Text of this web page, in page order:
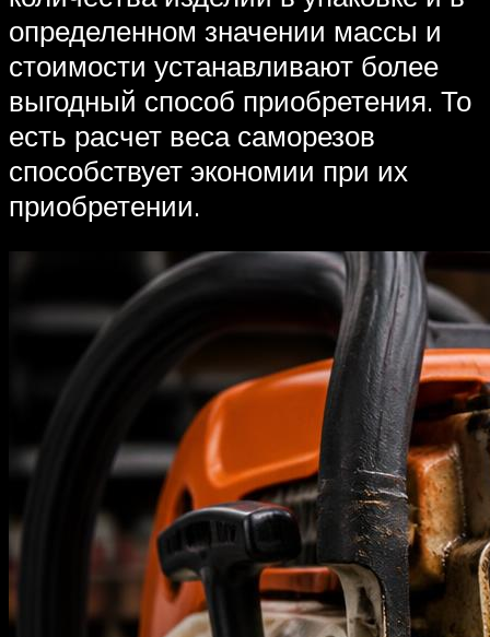
определенном значении массы и
стоимости устанавливают более
выгодный способ приобретения. То
есть расчет веса саморезов
способствует экономии при их
приобретении.